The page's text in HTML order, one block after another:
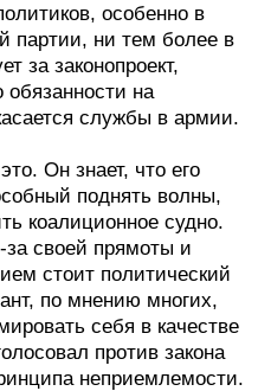
особенно в
партии, ни тем более в
за законопроект,
на
службы в армии.
Он знает, что его
поднять волны,
коалиционное судно.
за своей прямоты и
стоит политический
по мнению многих,
себя в качестве
против закона
неприемлемости.